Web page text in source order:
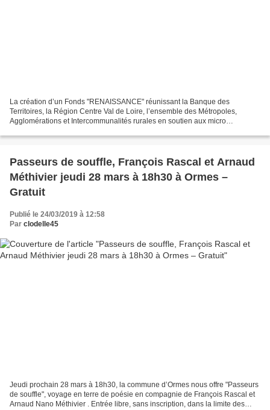
La création d’un Fonds "RENAISSANCE" réunissant la Banque des
Territoires, la Région Centre Val de Loire, l’ensemble des Métropoles,
Agglomérations et Intercommunalités rurales en soutien aux micro
Passeurs de souffle, François Rascal et Arnaud
Méthivier jeudi 28 mars à 18h30 à Ormes –
Gratuit
Publié le 24/03/2019 à 12:58
Par clodelle45
Jeudi prochain 28 mars à 18h30, la commune d’Ormes nous offre "Passeurs
de souffle", voyage en terre de poésie en compagnie de François Rascal et
Arnaud Nano Méthivier . Entrée libre, sans inscription, dans la limite des